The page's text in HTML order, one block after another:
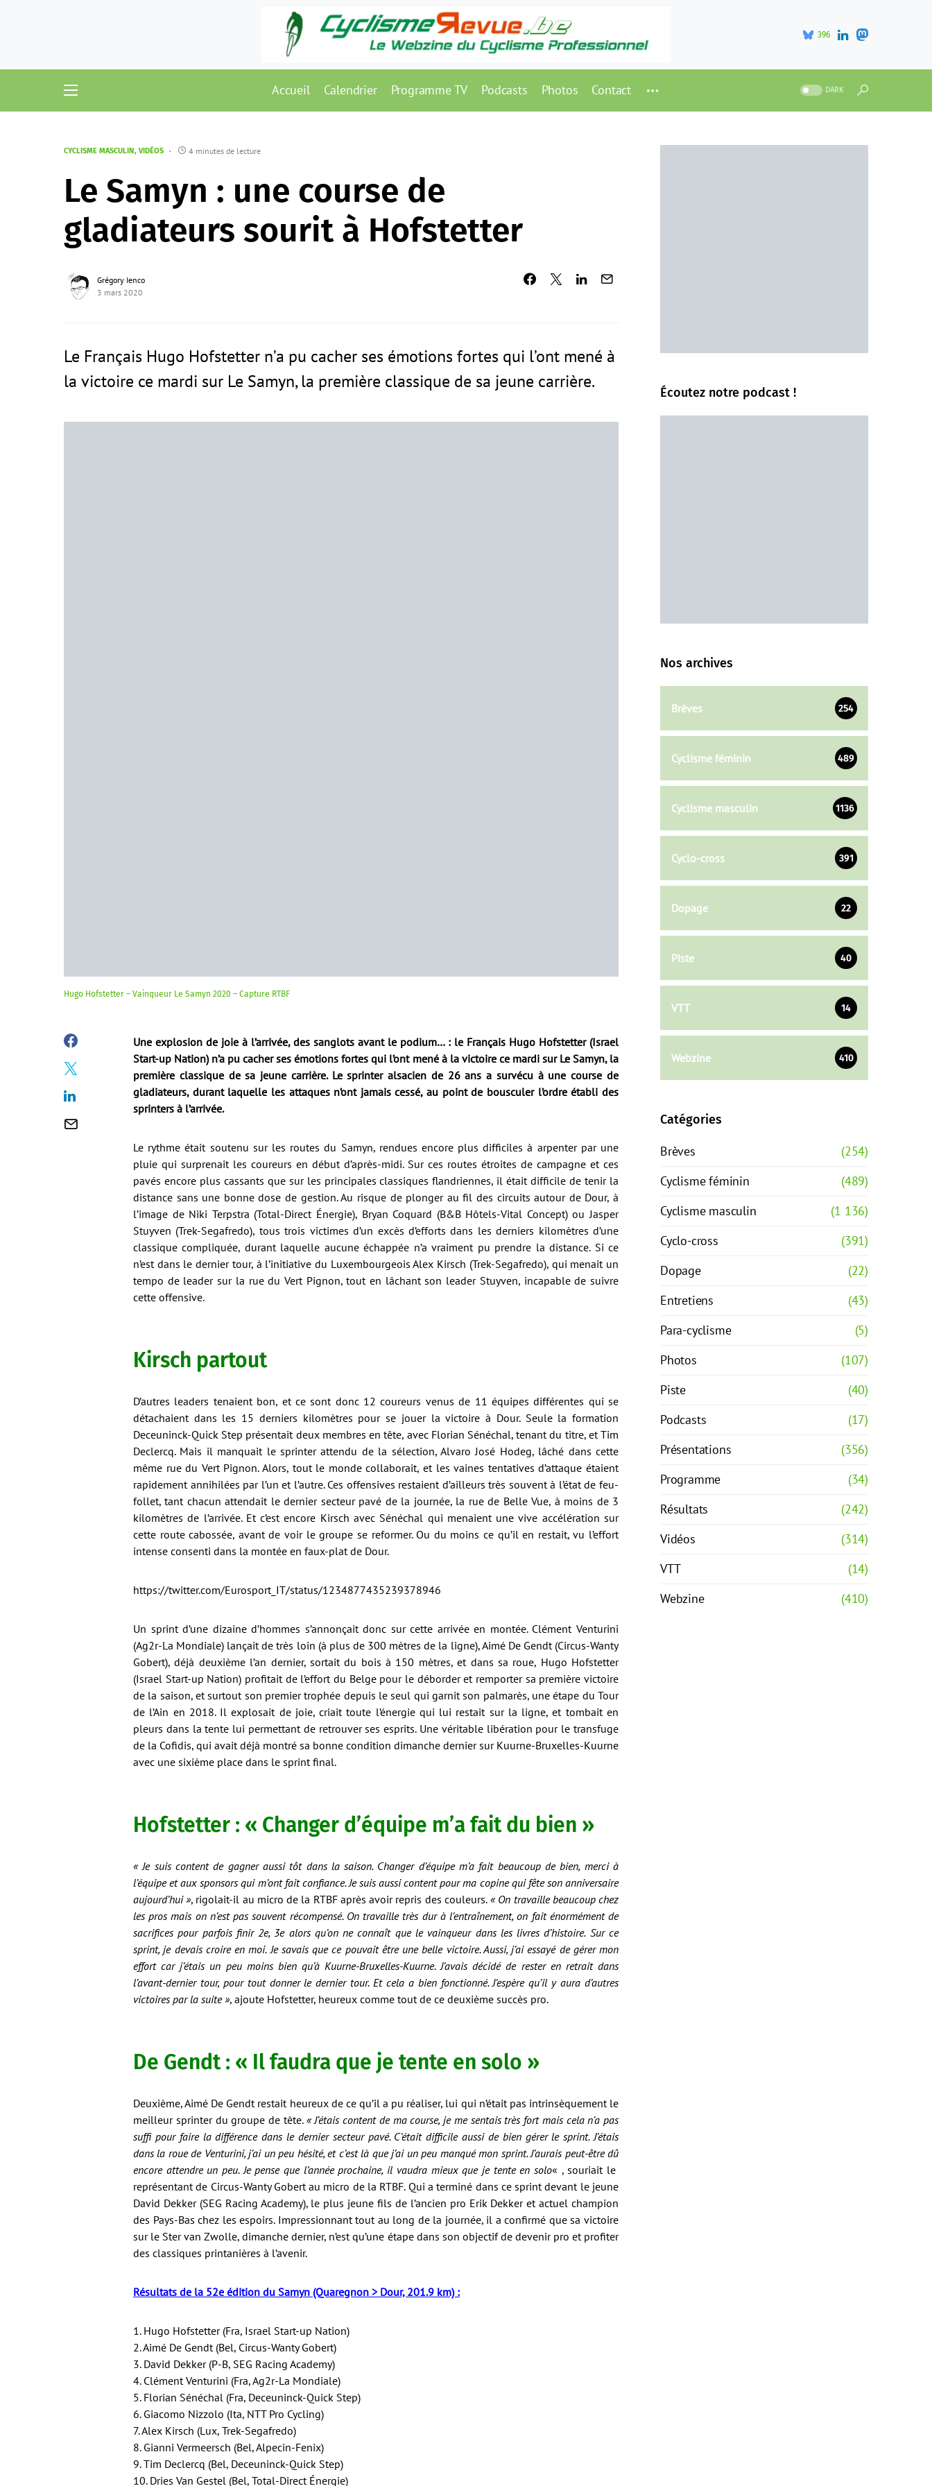
396
Accueil Calendrier Programme TV Podcasts Photos Contact DARK
CYCLISME MASCULIN VIDÉOS 4 minutes de lecture
Le Samyn : une course de
gladiateurs sourit à Hofstetter
Grégory Ienco
3 mars 2020
Le Français Hugo Hofstetter n’a pu cacher ses émotions fortes qui l’ont mené à
la victoire ce mardi sur Le Samyn, la première classique de sa jeune carrière.
Hugo Hofstetter – Vainqueur Le Samyn 2020 – Capture RTBF
Une explosion de joie à l’arrivée, des sanglots avant le podium… : le Français Hugo Hofstetter (Israel
Start-up Nation) n’a pu cacher ses émotions fortes qui l’ont mené à la victoire ce mardi sur Le Samyn, la
première classique de sa jeune carrière. Le sprinter alsacien de 26 ans a survécu à une course de
gladiateurs, durant laquelle les attaques n’ont jamais cessé, au point de bousculer l’ordre établi des
sprinters à l’arrivée.
Le rythme était soutenu sur les routes du Samyn, rendues encore plus difficiles à arpenter par une
pluie qui surprenait les coureurs en début d’après-midi. Sur ces routes étroites de campagne et ces
pavés encore plus cassants que sur les principales classiques flandriennes, il était difficile de tenir la
distance sans une bonne dose de gestion. Au risque de plonger au fil des circuits autour de Dour, à
l’image de Niki Terpstra (Total-Direct Énergie), Bryan Coquard (B&B Hôtels-Vital Concept) ou Jasper
Stuyven (Trek-Segafredo), tous trois victimes d’un excès d’efforts dans les derniers kilomètres d’une
classique compliquée, durant laquelle aucune échappée n’a vraiment pu prendre la distance. Si ce
n’est dans le dernier tour, à l’initiative du Luxembourgeois Alex Kirsch (Trek-Segafredo), qui menait un
tempo de leader sur la rue du Vert Pignon, tout en lâchant son leader Stuyven, incapable de suivre
cette offensive.
Kirsch partout
D’autres leaders tenaient bon, et ce sont donc 12 coureurs venus de 11 équipes différentes qui se
détachaient dans les 15 derniers kilomètres pour se jouer la victoire à Dour. Seule la formation
Deceuninck-Quick Step présentait deux membres en tête, avec Florian Sénéchal, tenant du titre, et Tim
Declercq. Mais il manquait le sprinter attendu de la sélection, Alvaro José Hodeg, lâché dans cette
même rue du Vert Pignon. Alors, tout le monde collaborait, et les vaines tentatives d’attaque étaient
rapidement annihilées par l’un et l’autre. Ces offensives restaient d’ailleurs très souvent à l’état de feu-
follet, tant chacun attendait le dernier secteur pavé de la journée, la rue de Belle Vue, à moins de 3
kilomètres de l’arrivée. Et c’est encore Kirsch avec Sénéchal qui menaient une vive accélération sur
cette route cabossée, avant de voir le groupe se reformer. Ou du moins ce qu’il en restait, vu l’effort
intense consenti dans la montée en faux-plat de Dour.
https://twitter.com/Eurosport_IT/status/1234877435239378946
Un sprint d’une dizaine d’hommes s’annonçait donc sur cette arrivée en montée. Clément Venturini
(Ag2r-La Mondiale) lançait de très loin (à plus de 300 mètres de la ligne), Aimé De Gendt (Circus-Wanty
Gobert), déjà deuxième l’an dernier, sortait du bois à 150 mètres, et dans sa roue, Hugo Hofstetter
(Israel Start-up Nation) profitait de l’effort du Belge pour le déborder et remporter sa première victoire
de la saison, et surtout son premier trophée depuis le seul qui garnit son palmarès, une étape du Tour
de l’Ain en 2018. Il explosait de joie, criait toute l’énergie qui lui restait sur la ligne, et tombait en
pleurs dans la tente lui permettant de retrouver ses esprits. Une véritable libération pour le transfuge
de la Cofidis, qui avait déjà montré sa bonne condition dimanche dernier sur Kuurne-Bruxelles-Kuurne
avec une sixième place dans le sprint final.
Hofstetter : « Changer d’équipe m’a fait du bien »
« Je suis content de gagner aussi tôt dans la saison. Changer d’équipe m’a fait beaucoup de bien, merci à
l’équipe et aux sponsors qui m’ont fait confiance. Je suis aussi content pour ma copine qui fête son anniversaire
aujourd’hui », rigolait-il au micro de la RTBF après avoir repris des couleurs.« On travaille beaucoup chez
les pros mais on n’est pas souvent récompensé. On travaille très dur à l’entraînement, on fait énormément de
sacrifices pour parfois finir 2e, 3e alors qu’on ne connaît que le vainqueur dans les livres d’histoire. Sur ce
sprint, je devais croire en moi. Je savais que ce pouvait être une belle victoire. Aussi, j’ai essayé de gérer mon
effort car j’étais un peu moins bien qu’à Kuurne-Bruxelles-Kuurne. J’avais décidé de rester en retrait dans
l’avant-dernier tour, pour tout donner le dernier tour. Et cela a bien fonctionné. J’espère qu’il y aura d’autres
victoires par la suite », ajoute Hofstetter, heureux comme tout de ce deuxième succès pro.
De Gendt : « Il faudra que je tente en solo »
Deuxième, Aimé De Gendt restait heureux de ce qu’il a pu réaliser, lui qui n’était pas intrinsèquement le
meilleur sprinter du groupe de tête. « J’étais content de ma course, je me sentais très fort mais cela n’a pas
suffi pour faire la différence dans le dernier secteur pavé. C’était difficile aussi de bien gérer le sprint. J’étais
dans la roue de Venturini, j’ai un peu hésité, et c’est là que j’ai un peu manqué mon sprint. J’aurais peut-être dû
encore attendre un peu. Je pense que l’année prochaine, il vaudra mieux que je tente en solo« , souriait le
représentant de Circus-Wanty Gobert au micro de la RTBF. Qui a terminé dans ce sprint devant le jeune
David Dekker (SEG Racing Academy), le plus jeune fils de l’ancien pro Erik Dekker et actuel champion
des Pays-Bas chez les espoirs. Impressionnant tout au long de la journée, il a confirmé que sa victoire
sur le Ster van Zwolle, dimanche dernier, n’est qu’une étape dans son objectif de devenir pro et profiter
des classiques printanières à l’avenir.
Résultats de la 52e édition du Samyn (Quaregnon > Dour, 201.9 km) :
1. Hugo Hofstetter (Fra, Israel Start-up Nation)
2. Aimé De Gendt (Bel, Circus-Wanty Gobert)
3. David Dekker (P-B, SEG Racing Academy)
4. Clément Venturini (Fra, Ag2r-La Mondiale)
5. Florian Sénéchal (Fra, Deceuninck-Quick Step)
6. Giacomo Nizzolo (Ita, NTT Pro Cycling)
7. Alex Kirsch (Lux, Trek-Segafredo)
8. Gianni Vermeersch (Bel, Alpecin-Fenix)
9. Tim Declercq (Bel, Deceuninck-Quick Step)
10. Dries Van Gestel (Bel, Total-Direct Énergie)
Écoutez notre podcast !
Nos archives
Brèves 254
Cyclisme féminin 489
Cyclisme masculin 1136
Cyclo-cross 391
Dopage 22
Piste 40
VTT 14
Webzine 410
Catégories
Brèves
(254)
Cyclisme féminin
(489)
Cyclisme masculin
(1 136)
Cyclo-cross
(391)
Dopage
(22)
Entretiens
(43)
Para-cyclisme
(5)
Photos
(107)
Piste
(40)
Podcasts
(17)
Présentations
(356)
Programme
(34)
Résultats
(242)
Vidéos
(314)
VTT
(14)
Webzine
(410)